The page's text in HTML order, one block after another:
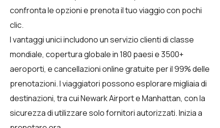
confronta le opzioni e prenota il tuo viaggio con pochi
clic.
I vantaggi unici includono un servizio clienti di classe
mondiale, copertura globale in 180 paesi e 3500+
aeroporti, e cancellazioni online gratuite per il 99% delle
prenotazioni. I viaggiatori possono esplorare migliaia di
destinazioni, tra cui Newark Airport e Manhattan, con la
sicurezza di utilizzare solo fornitori autorizzati.Inizia a